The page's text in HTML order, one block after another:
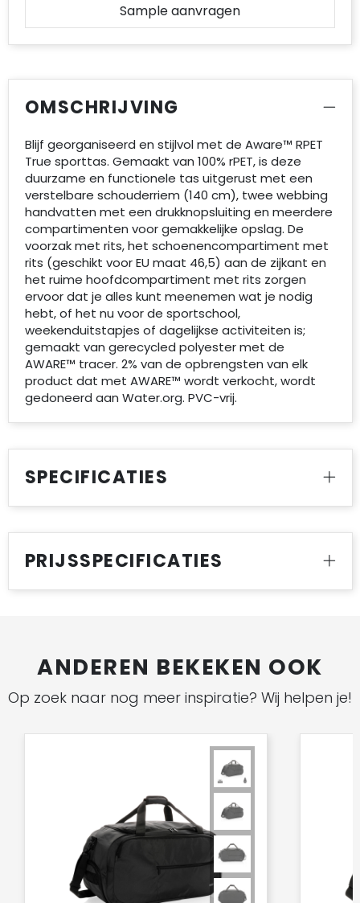
Sample aanvragen
OMSCHRIJVING
Blijf georganiseerd en stijlvol met de Aware™ RPET
True sporttas. Gemaakt van 100% rPET, is deze
duurzame en functionele tas uitgerust met een
verstelbare schouderriem (140 cm), twee webbing
handvatten met een drukknopsluiting en meerdere
compartimenten voor gemakkelijke opslag. De
voorzak met rits, het schoenencompartiment met
rits (geschikt voor EU maat 46,5) aan de zijkant en
het ruime hoofdcompartiment met rits zorgen
ervoor dat je alles kunt meenemen wat je nodig
hebt, of het nu voor de sportschool,
weekenduitstapjes of dagelijkse activiteiten is;
gemaakt van gerecycled polyester met de
AWARE™ tracer. 2% van de opbrengsten van elk
product dat met AWARE™ wordt verkocht, wordt
gedoneerd aan Water.org. PVC-vrij.
SPECIFICATIES
PRIJSSPECIFICATIES
ANDEREN BEKEKEN OOK
Op zoek naar nog meer inspiratie? Wij helpen je!